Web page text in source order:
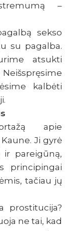
–
sekso
su pagalba.
atsukti
kalbėti
apie
Ji gyrė
pareigūną,
principingai
tačiau jų
prostitucija?
ne tai, kad